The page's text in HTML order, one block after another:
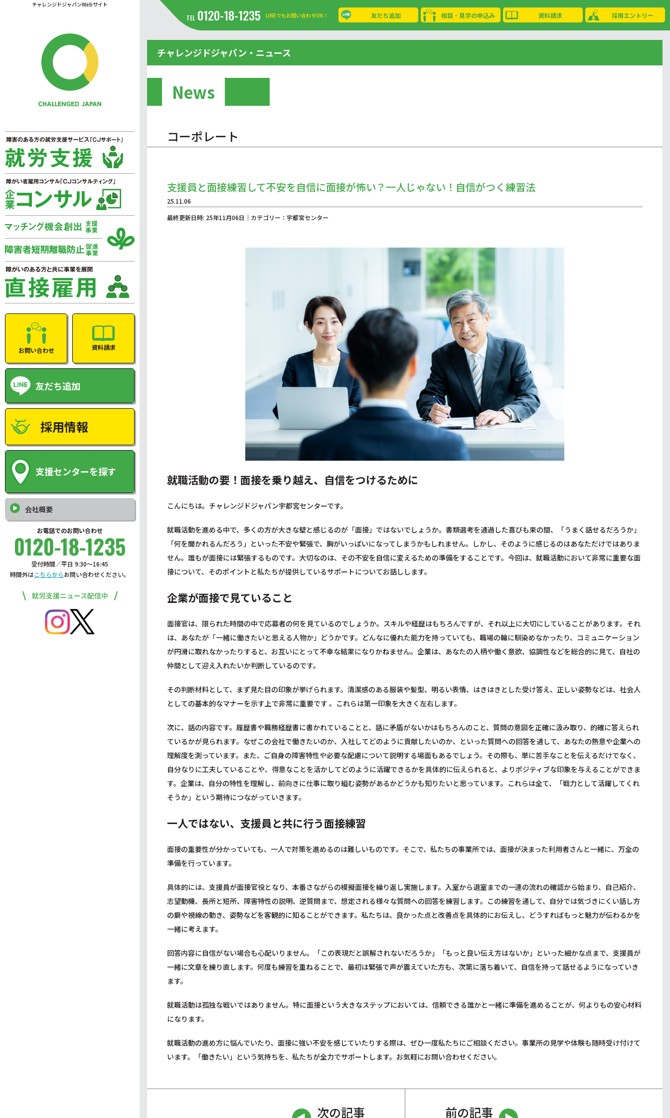
チャレンジドジャパンWebサイト
お問い合わせ 資料請求
友だち追加
採用情報
支援センターを探す
会社概要
お電話でのお問い合わせ
0120-18-1235
受付時間／平日 9:30〜16:45
時間外はこちらからお問い合わせください。
就労支援ニュース配信中
TEL 0120-18-1235 LINEでもお問い合わせOK！ 友だち追加 相談・見学の申込み 資料請求 採用エントリー
チャレンジドジャパン・ニュース
News
コーポレート
支援員と面接練習して不安を自信に面接が怖い？一人じゃない！自信がつく練習法
25.11.06
最終更新日時: 25年11月06日｜カテゴリー：宇都宮センター
就職活動の要！面接を乗り越え、自信をつけるために
こんにちは。チャレンジドジャパン宇都宮センターです。
就職活動を進める中で、多くの方が大きな壁と感じるのが「面接」ではないでしょうか。書類選考を通過した喜びも束の間、「うまく話せるだろうか」
「何を聞かれるんだろう」といった不安や緊張で、胸がいっぱいになってしまうかもしれません。しかし、そのように感じるのはあなただけではありま
せん。誰もが面接には緊張するものです。大切なのは、その不安を自信に変えるための準備をすることです。今回は、就職活動において非常に重要な面
接について、そのポイントと私たちが提供しているサポートについてお話しします。
企業が面接で見ていること
面接官は、限られた時間の中で応募者の何を見ているのでしょうか。スキルや経歴はもちろんですが、それ以上に大切にしていることがあります。それ
は、あなたが「一緒に働きたいと思える人物か」どうかです。どんなに優れた能力を持っていても、職場の輪に馴染めなかったり、コミュニケーション
が円滑に取れなかったりすると、お互いにとって不幸な結果になりかねません。企業は、あなたの人柄や働く意欲、協調性などを総合的に見て、自社の
仲間として迎え入れたいか判断しているのです。
その判断材料として、まず見た目の印象が挙げられます。清潔感のある服装や髪型、明るい表情、はきはきとした受け答え、正しい姿勢などは、社会人
としての基本的なマナーを示す上で非常に重要です 。これらは第一印象を大きく左右します。
次に、話の内容です。履歴書や職務経歴書に書かれていることと、話に矛盾がないかはもちろんのこと、質問の意図を正確に汲み取り、的確に答えられ
ているかが見られます。なぜこの会社で働きたいのか、入社してどのように貢献したいのか、といった質問への回答を通して、あなたの熱意や企業への
理解度を測っています。また、ご自身の障害特性や必要な配慮について説明する場面もあるでしょう。その際も、単に苦手なことを伝えるだけでなく、
自分なりに工夫していることや、得意なことを活かしてどのように活躍できるかを具体的に伝えられると、よりポジティブな印象を与えることができま
す。企業は、自分の特性を理解し、前向きに仕事に取り組む姿勢があるかどうかも知りたいと思っています。これらは全て、「戦力として活躍してくれ
そうか」という期待につながっていきます。
一人ではない、支援員と共に行う面接練習
面接の重要性が分かっていても、一人で対策を進めるのは難しいものです。そこで、私たちの事業所では、面接が決まった利用者さんと一緒に、万全の
準備を行っています。
具体的には、支援員が面接官役となり、本番さながらの模擬面接を繰り返し実施します。入室から退室までの一連の流れの確認から始まり、自己紹介、
志望動機、長所と短所、障害特性の説明、逆質問まで、想定される様々な質問への回答を練習します。この練習を通して、自分では気づきにくい話し方
の癖や視線の動き、姿勢などを客観的に知ることができます。私たちは、良かった点と改善点を具体的にお伝えし、どうすればもっと魅力が伝わるかを
一緒に考えます。
回答内容に自信がない場合も心配いりません。「この表現だと誤解されないだろうか」「もっと良い伝え方はないか」といった細かな点まで、支援員が
一緒に文章を練り直します。何度も練習を重ねることで、最初は緊張で声が震えていた方も、次第に落ち着いて、自信を持って話せるようになっていき
ます。
就職活動は孤独な戦いではありません。特に面接という大きなステップにおいては、信頼できる誰かと一緒に準備を進めることが、何よりもの安心材料
になります。
就職活動の進め方に悩んでいたり、面接に強い不安を感じていたりする際は、ぜひ一度私たちにご相談ください。事業所の見学や体験も随時受け付けて
います。「働きたい」という気持ちを、私たちが全力でサポートします。お気軽にお問い合わせください。
次の記事 前の記事